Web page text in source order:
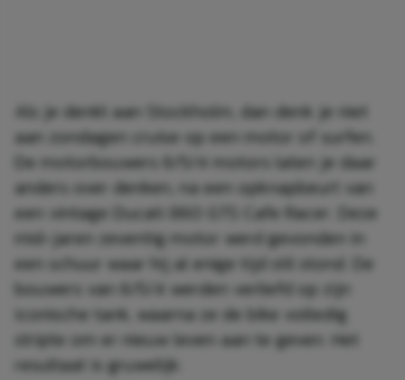
Als je denkt aan Stockholm, dan denk je niet
aan zondagen cruise op een motor of surfen.
De motorbouwers 6/5/4 motors laten je daar
anders over denken, na een opknapbeurt van
een vintage Ducati 860 GTS Cafe Racer. Deze
mid-jaren zeventig motor werd gevonden in
een schuur waar hij al enige tijd stil stond. De
bouwers van 6/5/4 werden verliefd op zijn
iconische tank, waarna ze de bike volledig
stripte om er nieuw leven aan te geven. Het
resultaat is gruwelijk: